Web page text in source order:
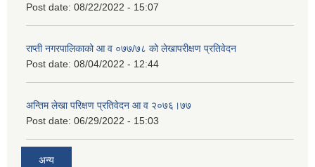
Post date: 08/22/2022 - 15:07
राप्ती नगरपालिकाको आ व ०७७/७८ को लेखापरीक्षण प्रतिवेदन
Post date: 08/04/2022 - 12:44
अन्तिम लेखा परिक्षण प्रतिवेदन आ व २०७६।७७
Post date: 06/29/2022 - 15:03
अन्य